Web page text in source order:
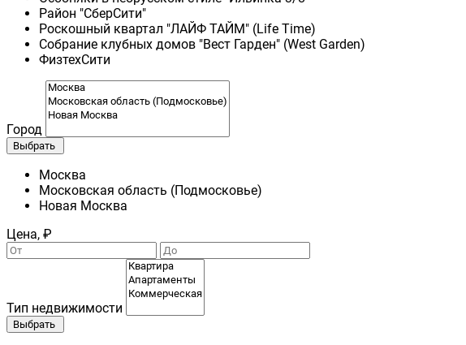
Район "СберСити"
Роскошный квартал "ЛАЙФ ТАЙМ" (Life Time)
Собрание клубных домов "Вест Гарден" (West Garden)
ФизтехСити
Город
Выбрать
Москва
Московская область (Подмосковье)
Новая Москва
Цена, ₽
Тип недвижимости
Выбрать